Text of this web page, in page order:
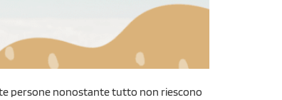
persone nonostante tutto non riescono